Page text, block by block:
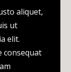
aliquet,
ut
elit.
consequat